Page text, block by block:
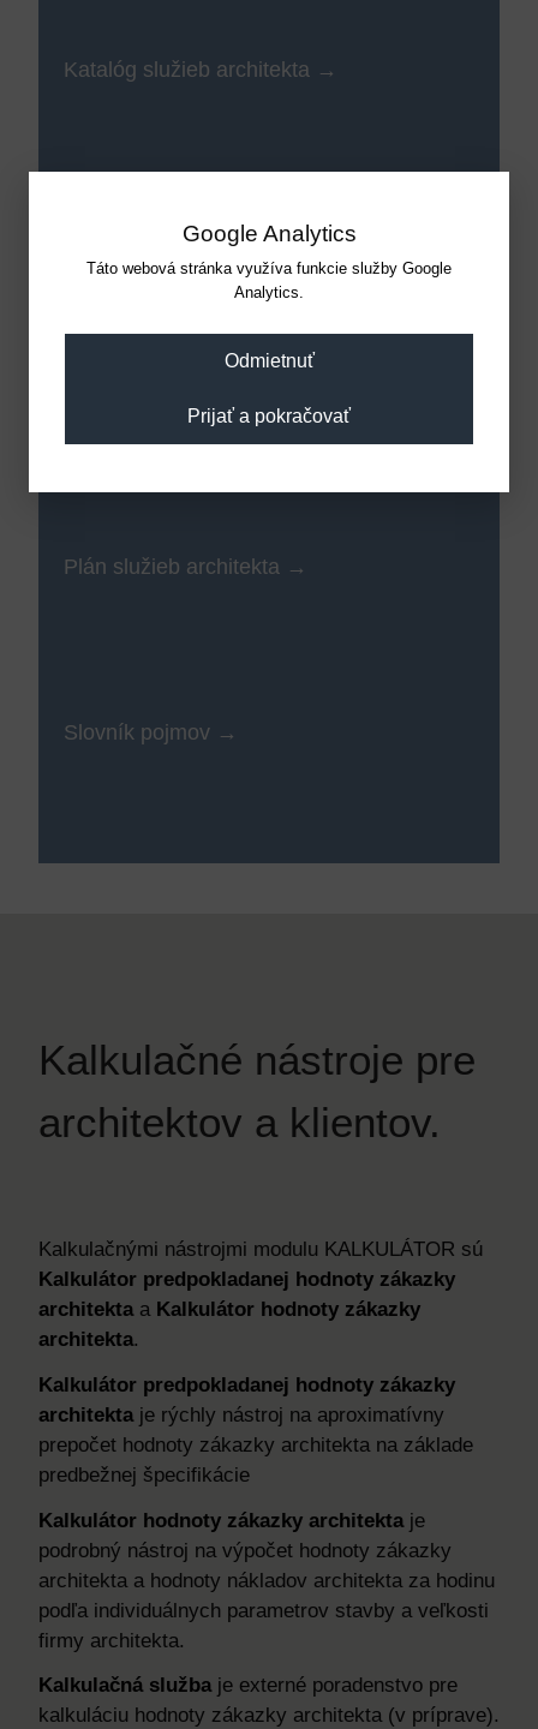
Katalóg služieb architekta
Katalóg služieb generálneho projektanta
Zmluva o poskytovaní služieb architekta
Plán služieb architekta
Slovník pojmov
Kalkulačné nástroje pre
architektov a klientov.
Kalkulačnými nástrojmi modulu KALKULÁTOR sú
Kalkulátor predpokladanej hodnoty zákazky
architektaa Kalkulátor hodnoty zákazky
architekta.
Kalkulátor predpokladanej hodnoty zákazky
architektaje rýchly nástroj na aproximatívny
prepočet hodnoty zákazky architekta na základe
predbežnej špecifikácie
Kalkulátor hodnoty zákazky architekta je
podrobný nástroj na výpočet hodnoty zákazky
architekta a hodnoty nákladov architekta za hodinu
podľa individuálnych parametrov stavby a veľkosti
firmy architekta.
Kalkulačná službaje externé poradenstvo pre
kalkuláciu hodnoty zákazky architekta (v príprave).
Google Analytics
Táto webová stránka využíva funkcie služby Google
Analytics.
Odmietnuť
Prijať a pokračovať